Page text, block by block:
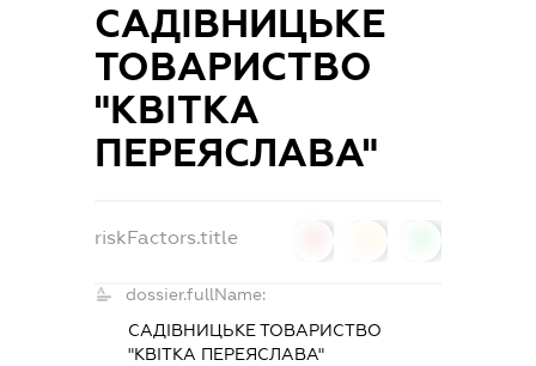
САДІВНИЦЬКЕ
ТОВАРИСТВО
"КВІТКА
ПЕРЕЯСЛАВА"
riskFactors.title
dossier.fullName:
САДІВНИЦЬКЕ ТОВАРИСТВО
"КВІТКА ПЕРЕЯСЛАВА"